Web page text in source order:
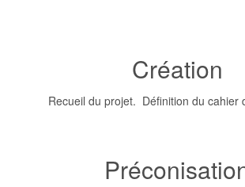
Création
Recueil du projet. Définition du cahier